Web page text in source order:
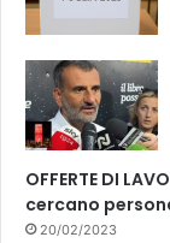
OFFERTE DI
cercano
20/02/2023